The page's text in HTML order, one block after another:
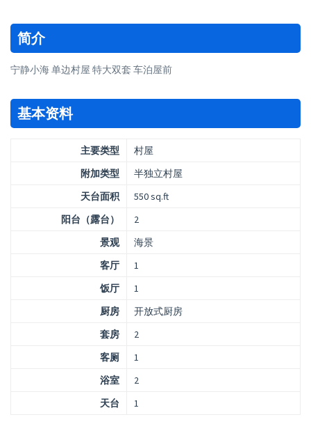
简介
宁静小海 单边村屋 特大双套 车泊屋前
基本资料
主要类型
村屋
附加类型
半独立村屋
天台面积
550 sq.ft
阳台（露台）
2
景观
海景
客厅
1
饭厅
1
厨房
开放式厨房
套房
2
客厕
1
浴室
2
天台
1